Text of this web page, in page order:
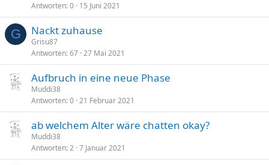
Antworten 0 15 Juni 2021
G Nackt zuhause
Grisu87
Antworten 67 27 Mai 2021
Aufbruch in eine neue Phase
Muddi38
Antworten 0 21 Februar 2021
ab welchem Alter wäre chatten okay?
Muddi38
Antworten 2 7 Januar 2021